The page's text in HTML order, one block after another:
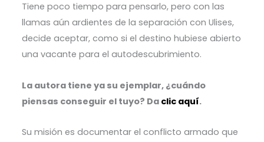
Tiene poco tiempo para pensarlo, pero con las
llamas aún ardientes de la separación con Ulises,
decide aceptar, como si el destino hubiese abierto
una vacante para el autodescubrimiento.
La autora tiene ya su ejemplar, ¿cuándo
piensas conseguir el tuyo? Da clic aquí.
Su misión es documentar el conflicto armado que